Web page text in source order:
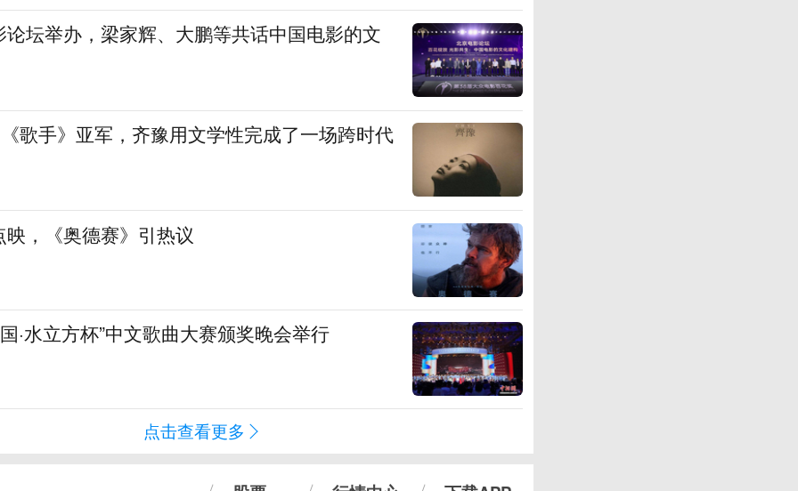
坛举办，梁家辉、大鹏等共话中国电影的文
歌手》亚军，齐豫用文学性完成了一场跨时代
，《奥德赛》引热议
·水立方杯”中文歌曲大赛颁奖晚会举行
点击查看更多